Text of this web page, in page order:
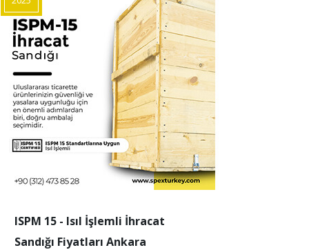
ISPM 15 - Isıl İşlemli İhracat
Sandığı Fiyatları Ankara